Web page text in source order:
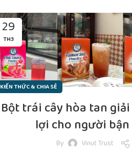
29
TH3
KIẾN THỨC & CHIA SẺ
Bột trái cây hòa tan
lợi cho người
By
Vinut Trust